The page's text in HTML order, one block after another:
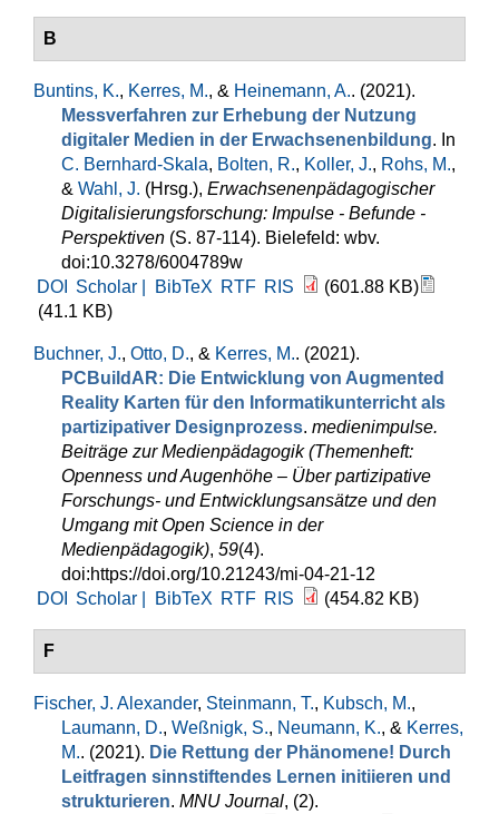
B
Buntins, K., Kerres, M., & Heinemann, A.. (2021).
Messverfahren zur Erhebung der Nutzung
digitaler Medien in der Erwachsenenbildung. In
C. Bernhard-Skala, Bolten, R., Koller, J., Rohs, M.,
& Wahl, J. (Hrsg.), Erwachsenenpädagogischer
Digitalisierungsforschung: Impulse - Befunde -
Perspektiven (S. 87-114). Bielefeld: wbv.
doi:10.3278/6004789w
DOI
Scholar | BibTeX RTF RIS
(601.88 KB)
(41.1 KB)
Buchner, J., Otto, D., & Kerres, M.. (2021).
PCBuildAR: Die Entwicklung von Augmented
Reality Karten für den Informatikunterricht als
partizipativer Designprozess. medienimpulse.
Beiträge zur Medienpädagogik (Themenheft:
Openness und Augenhöhe – Über partizipative
Forschungs- und Entwicklungsansätze und den
Umgang mit Open Science in der
Medienpädagogik), 59(4).
doi:https://doi.org/10.21243/mi-04-21-12
DOI
Scholar | BibTeX RTF RIS (454.82 KB)
F
Fischer, J. Alexander, Steinmann, T., Kubsch, M.,
Laumann, D., Weßnigk, S., Neumann, K., & Kerres,
M.. (2021). Die Rettung der Phänomene! Durch
Leitfragen sinnstiftendes Lernen initiieren und
strukturieren. MNU Journal, (2).